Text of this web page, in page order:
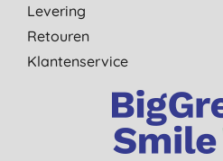
Levering
Retouren
Klantenservice